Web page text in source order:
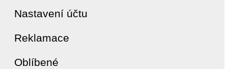
Nastavení účtu
Reklamace
Oblíbené